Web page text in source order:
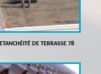
ETANCHÉITÉ DE TERRASSE 78